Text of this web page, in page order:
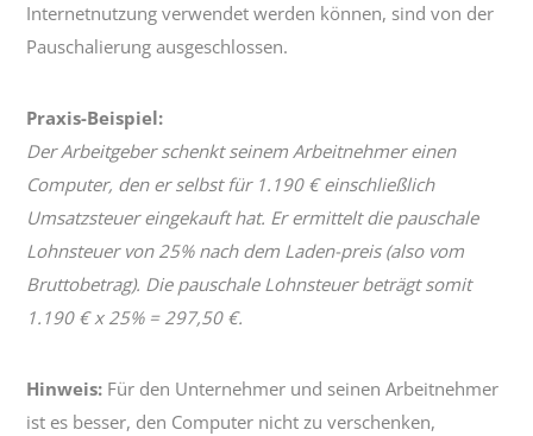
Internetnutzung verwendet werden können, sind von der
Pauschalierung ausgeschlossen.
Praxis-Beispiel:
Der Arbeitgeber schenkt seinem Arbeitnehmer einen
Computer, den er selbst für 1.190 € einschließlich
Umsatzsteuer eingekauft hat. Er ermittelt die pauschale
Lohnsteuer von 25% nach dem Laden-preis (also vom
Bruttobetrag). Die pauschale Lohnsteuer beträgt somit
1.190 € x 25% = 297,50 €.
Hinweis: Für den Unternehmer und seinen Arbeitnehmer
ist es besser, den Computer nicht zu verschenken,